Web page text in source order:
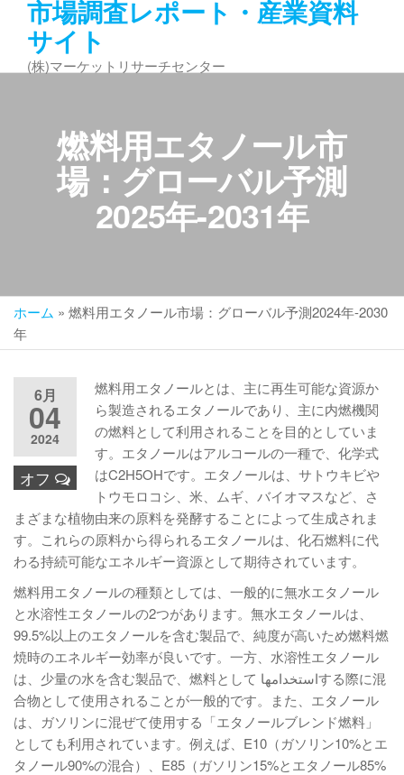
ン
市場調査レポート・産業資料
サイト
(株)マーケットリサーチセンター
燃料用エタノール市
場：グローバル予測
2025年-2031年
ホーム » 燃料用エタノール市場：グローバル予測2024年-2030
年
6月
04
2024
オフ
燃料用エタノールとは、主に再生可能な資源か
ら製造されるエタノールであり、主に内燃機関
の燃料として利用されることを目的としていま
す。エタノールはアルコールの一種で、化学式
はC2H5OHです。エタノールは、サトウキビや
トウモロコシ、米、ムギ、バイオマスなど、さ
まざまな植物由来の原料を発酵することによって生成されま
す。これらの原料から得られるエタノールは、化石燃料に代
わる持続可能なエネルギー資源として期待されています。
燃料用エタノールの種類としては、一般的に無水エタノール
と水溶性エタノールの2つがあります。無水エタノールは、
99.5%以上のエタノールを含む製品で、純度が高いため燃料燃
焼時のエネルギー効率が良いです。一方、水溶性エタノール
は、少量の水を含む製品で、燃料として استخدامهاする際に混
合物として使用されることが一般的です。また、エタノール
は、ガソリンに混ぜて使用する「エタノールブレンド燃料」
としても利用されています。例えば、E10（ガソリン10%とエ
タノール90%の混合）、E85（ガソリン15%とエタノール85%